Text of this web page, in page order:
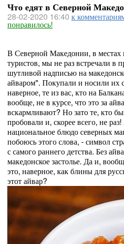
Что едят в Северной
28-02-2020 16:40 к
понравилось!
В Северной Македонии, в местах
туристов, мы не раз встречали в
шутливой надписью на
айваром". Покупали и носили
наверное, те из вас, кто на
вообще, не в курсе, что это за
вскармливают? Но зато те, кто
пробовали и, скорее всего, не
национальное блюдо северных
побоюсь этого слова, - символ
с самого раннего детства. Без
македонское застолье. Да и,
это, наверное, как блины для
этот айвар?